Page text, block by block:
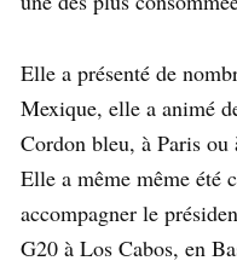
Elle a présenté de
Mexique, elle a animé
Cordon bleu, à Paris
Elle a même même été
accompagner le
G20 à Los Cabos, en